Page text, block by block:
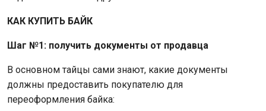
КАК КУПИТЬ БАЙК
Шаг №1: получить документы от продавца
В основном тайцы сами знают, какие документы
должны предоставить покупателю для
переоформления байка: